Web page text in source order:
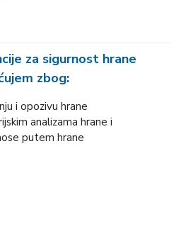
za sigurnost hrane
zbog:
i opozivu hrane
analizama hrane i
putem hrane